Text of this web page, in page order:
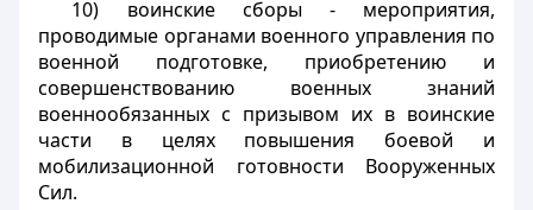
10) воинские сборы - мероприятия,
проводимые органами военного управления по
военной подготовке, приобретению и
совершенствованию военных знаний
военнообязанных с призывом их в воинские
части в целях повышения боевой и
мобилизационной готовности Вооруженных
Сил.